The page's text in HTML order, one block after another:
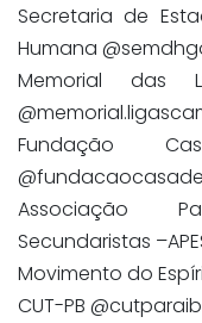
Secretaria de
Humana
Memorial das
Fundação
Associação
Secundaristas
Movimento do
CUT-PB